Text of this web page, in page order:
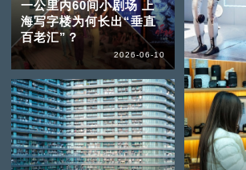
一公里内60间小剧场 上
海写字楼为何长出“垂直
百老汇”？
2026-06-10